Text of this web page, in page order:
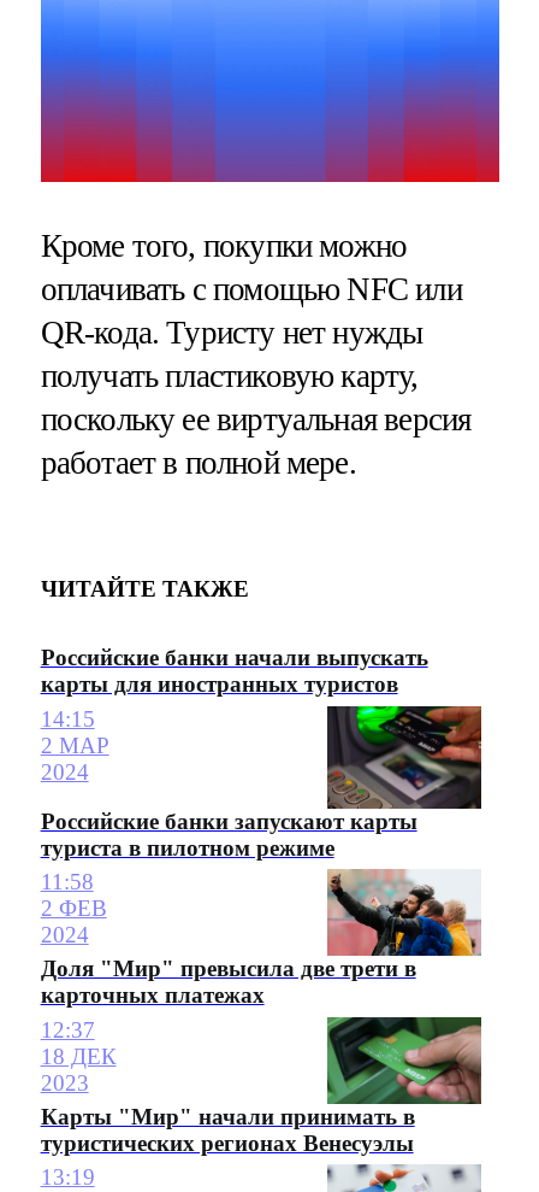
Кроме того, покупки можно
оплачивать с помощью NFC или
QR-кода. Туристу нет нужды
получать пластиковую карту,
поскольку ее виртуальная версия
работает в полной мере.
ЧИТАЙТЕ ТАКЖЕ
Российские банки начали выпускать
карты для иностранных туристов
14:15
2 МАР
2024
Российские банки запускают карты
туриста в пилотном режиме
11:58
2 ФЕВ
2024
Доля "Мир" превысила две трети в
карточных платежах
12:37
18 ДЕК
2023
Карты "Мир" начали принимать в
туристических регионах Венесуэлы
13:19